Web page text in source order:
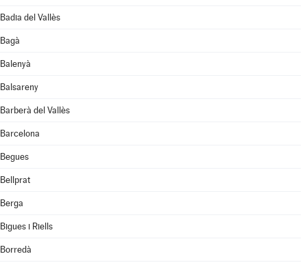
Badia del Vallès
Bagà
Balenyà
Balsareny
Barberà del Vallès
Barcelona
Begues
Bellprat
Berga
Bigues i Riells
Borredà